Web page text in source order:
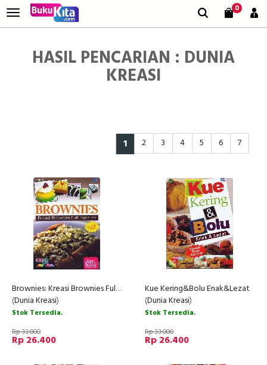
0
HASIL PENCARIAN : DUNIA
KREASI
1 2 3 4 5 6 7
Brownies: Kreasi Brownies Full Topping
(Dunia Kreasi)
Stok Tersedia.
Rp 33.000
Rp 26.400
Kue Kering&Bolu Enak&Lezat
(Dunia Kreasi)
Stok Tersedia.
Rp 33.000
Rp 26.400